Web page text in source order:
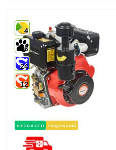
в наявності популярний
4
6
24
12